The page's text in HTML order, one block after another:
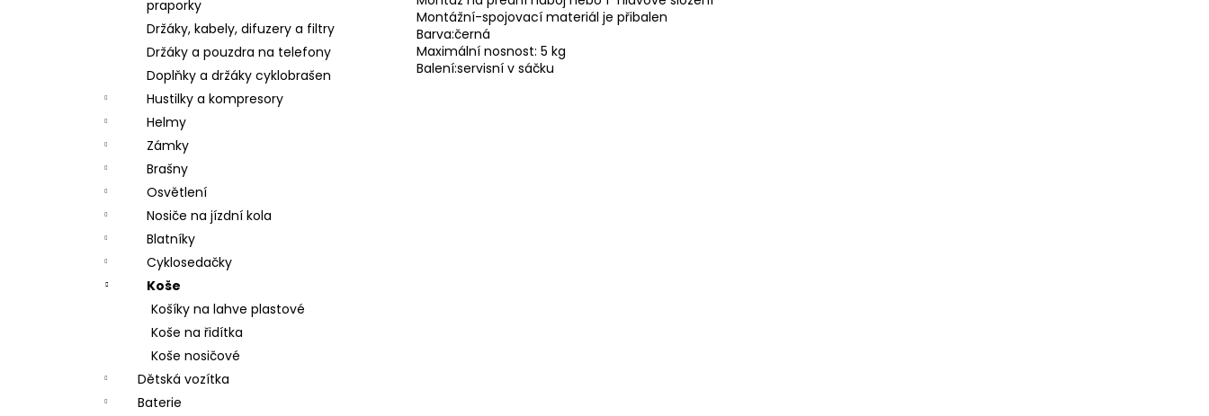
praporky
Držáky, kabely, difuzery a filtry
Držáky a pouzdra na telefony
Doplňky a držáky cyklobrašen
Hustilky a kompresory
Helmy
Zámky
Brašny
Osvětlení
Nosiče na jízdní kola
Blatníky
Cyklosedačky
Koše
Košíky na lahve plastové
Koše na řidítka
Koše nosičové
Dětská vozítka
Baterie
Montážní-spojovací materiál je přibalen
Barva:černá
Maximální nosnost: 5 kg
Balení:servisní v sáčku